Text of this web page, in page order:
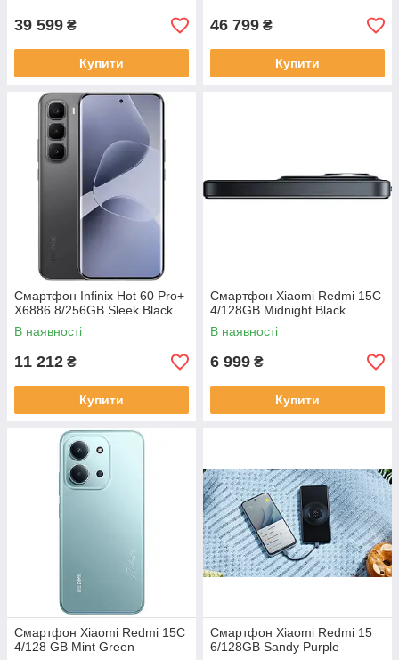
39 599 ₴
Купити
46 799 ₴
Купити
Смартфон Infinix Hot 60 Pro+
X6886 8/256GB Sleek Black
В наявності
11 212 ₴
Купити
Смартфон Xiaomi Redmi 15C
4/128GB Midnight Black
В наявності
6 999 ₴
Купити
Смартфон Xiaomi Redmi 15C
4/128 GB Mint Green
Смартфон Xiaomi Redmi 15
6/128GB Sandy Purple